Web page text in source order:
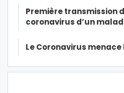
Première transmission
coronavirus d’un
Le Coronavirus menace